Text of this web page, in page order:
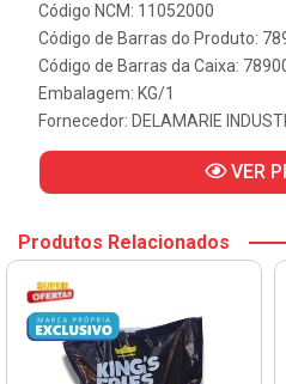
Código NCM: 11052000
Código de Barras do Produto:
Código de Barras da Caixa:
Embalagem: KG/1
Fornecedor: DELAMARIE
VER
Produtos Relacionados